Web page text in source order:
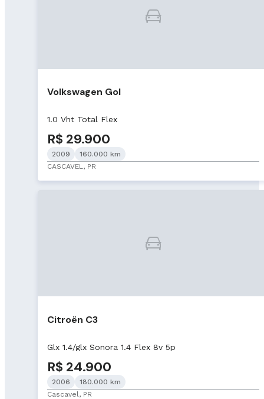
Volkswagen Gol
1.0 Vht Total Flex
R$ 29.900
2009
160.000 km
CASCAVEL, PR
Citroën C3
Glx 1.4/glx Sonora 1.4 Flex 8v 5p
R$ 24.900
2006
180.000 km
Cascavel, PR